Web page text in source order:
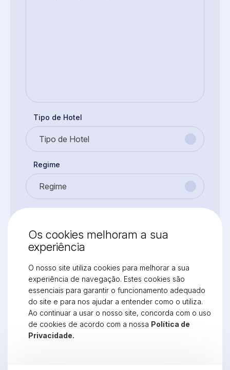
Tipo de Hotel
Tipo de Hotel
Regime
Regime
Os cookies melhoram a sua
experiência
O nosso site utiliza cookies para melhorar a sua
experiência de navegação. Estes cookies são
essenciais para garantir o funcionamento adequado
do site e para nos ajudar a entender como o utiliza.
Ao continuar a usar o nosso site, concorda com o uso
de cookies de acordo com a nossa Política de
Privacidade.